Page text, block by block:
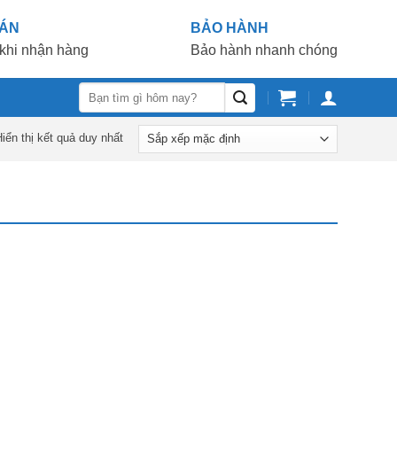
nhận hàng
BẢO HÀNH
Bảo hành nhanh chóng
kiếm:
thị kết quả duy nhất